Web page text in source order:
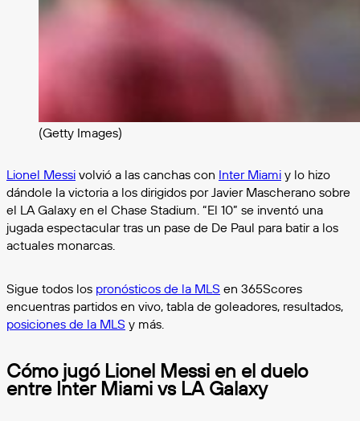
(Getty Images)
Lionel Messi volvió a las canchas con Inter Miami y lo hizo
dándole la victoria a los dirigidos por Javier Mascherano sobre
el LA Galaxy en el Chase Stadium. “El 10” se inventó una
jugada espectacular tras un pase de De Paul para batir a los
actuales monarcas.
Sigue todos los pronósticos de la MLS en 365Scores
encuentras partidos en vivo, tabla de goleadores, resultados,
posiciones de la MLS y más.
Cómo jugó Lionel Messi en el duelo
entre Inter Miami vs LA Galaxy